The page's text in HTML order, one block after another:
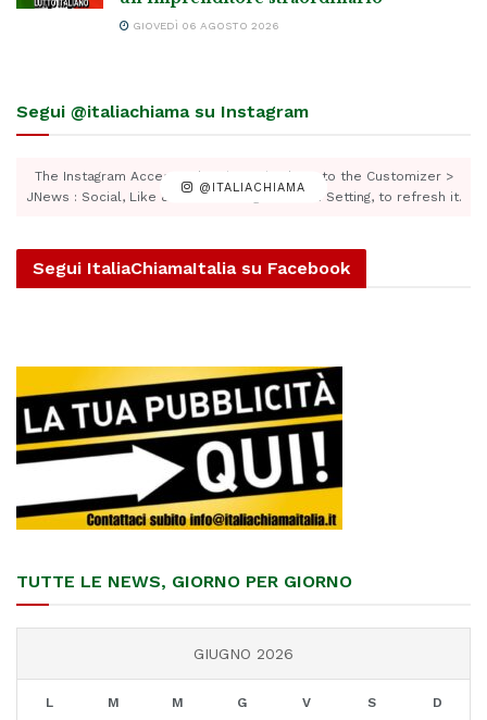
GIOVEDÌ 06 AGOSTO 2026
Segui @italiachiama su Instagram
@ITALIACHIAMA
The Instagram Access Token is expired, Go to the Customizer >
JNews : Social, Like & View > Instagram Feed Setting, to refresh it.
Segui ItaliaChiamaItalia su Facebook
TUTTE LE NEWS, GIORNO PER GIORNO
GIUGNO 2026
L M M G V S D